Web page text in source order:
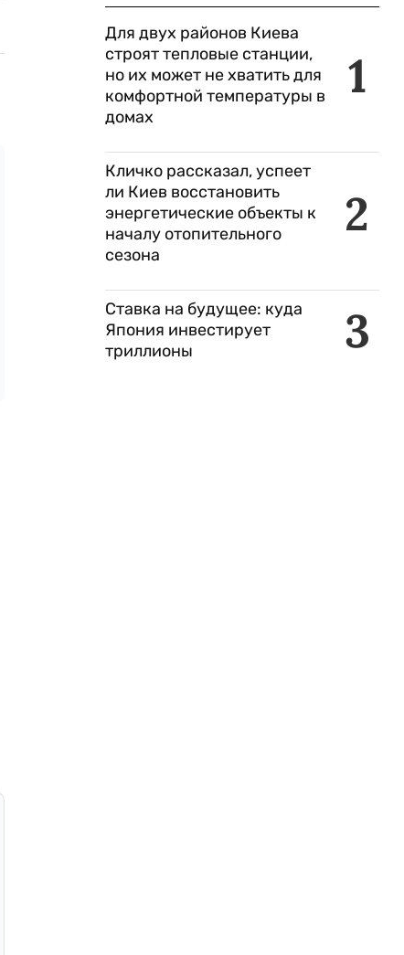
1
Для двух районов Киева
строят тепловые станции,
но их может не хватить для
комфортной температуры в
домах
2
Кличко рассказал, успеет
ли Киев восстановить
энергетические объекты к
началу отопительного
сезона
3
Ставка на будущее: куда
Япония инвестирует
триллионы